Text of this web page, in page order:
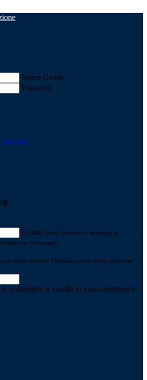
Nome Utente
Password
con CIE
E-mail Verrà inviato un messaggio
necessarie.
al nome utente? Effettua il reset della password
controllare la casella di posta elettronica!